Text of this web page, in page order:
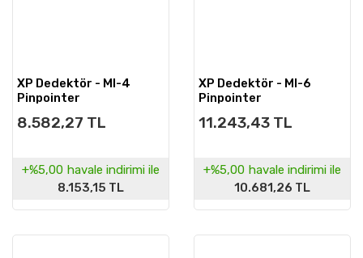
XP Dedektör - MI-4
Pinpointer
8.582,27 TL
+%5,00 havale indirimi ile
8.153,15 TL
XP Dedektör - MI-6
Pinpointer
11.243,43 TL
+%5,00 havale indirimi ile
10.681,26 TL